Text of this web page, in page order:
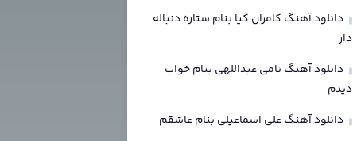
دانلود آهنگ کامران کیا بنام ستاره دنباله
دار
دانلود آهنگ نامی عبداللهی بنام خواب
دیدم
دانلود آهنگ علی اسماعیلی بنام عاشقم